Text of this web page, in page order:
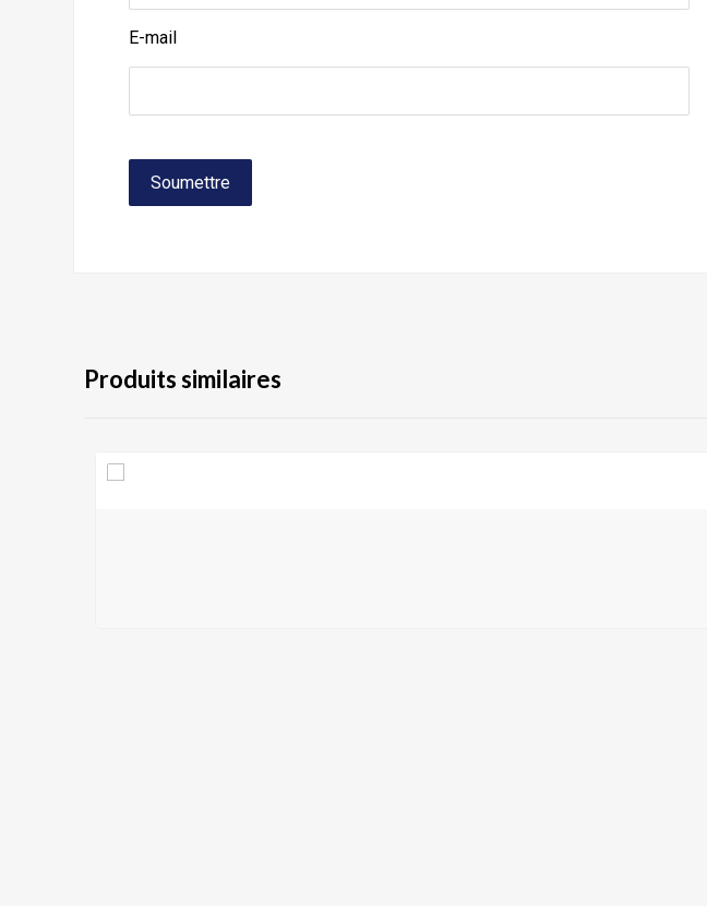
E-mail
Produits similaires